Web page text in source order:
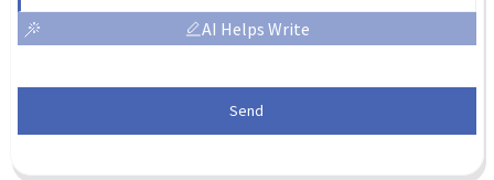
AI Helps Write
Send